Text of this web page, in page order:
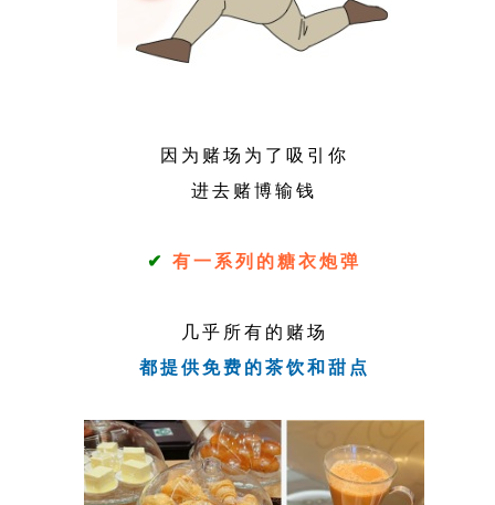
因为赌场为了吸引你
进去赌博输钱
✔ 有一系列的糖衣炮弹
几乎所有的赌场
都提供免费的茶饮和甜点